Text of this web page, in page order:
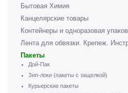
Бытовая Химия
Канцелярские товары
Контейнеры и одноразовая
Лента для обвязки. Крепеж.
Пакеты
Дой-Пак
Зип-локи (пакеты с защелкой)
Курьерские пакеты